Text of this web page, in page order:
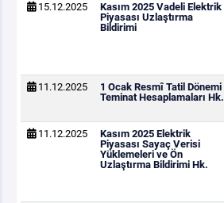
15.12.2025
Kasım 2025 Vadeli Elektrik
Piyasası Uzlaştırma
Bildirimi
11.12.2025
1 Ocak Resmî Tatil Dönemi
Teminat Hesaplamaları Hk.
11.12.2025
Kasım 2025 Elektrik
Piyasası Sayaç Verisi
Yüklemeleri ve Ön
Uzlaştırma Bildirimi Hk.